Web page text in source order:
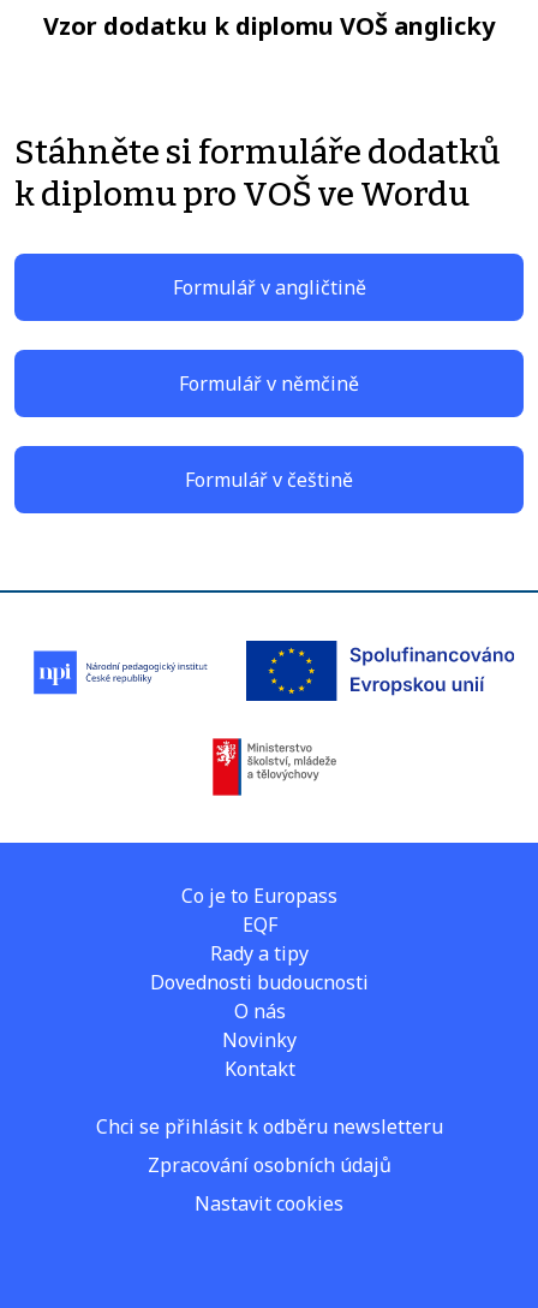
Vzor dodatku k diplomu VOŠ anglicky
Stáhněte si formuláře dodatků
k diplomu pro VOŠ ve Wordu
Formulář v angličtině
Formulář v němčině
Formulář v češtině
Co je to Europass
EQF
Rady a tipy
Dovednosti budoucnosti
O nás
Novinky
Kontakt
Chci se přihlásit k odběru newsletteru
Zpracování osobních údajů
Nastavit cookies